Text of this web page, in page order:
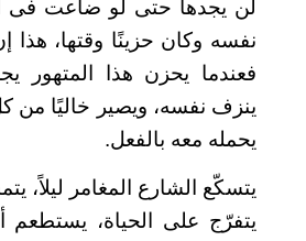
لن يجدها حتى لو ضاعت فى
نفسه وكان حزينًا وقتها، هذا
فعندما يحزن هذا المتهور
ينزف نفسه، ويصير خاليًا
يحمله معه بالفعل.
يتسكّع الشارع المغامر ليلاً،
يتفرّج على الحياة، يستطعم